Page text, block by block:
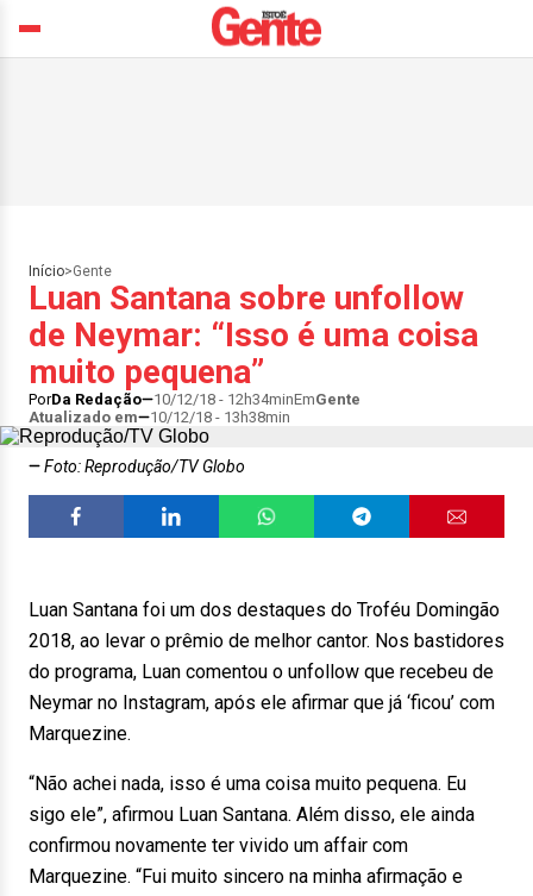
Início>Gente
Luan Santana sobre unfollow
de Neymar: “Isso é uma coisa
muito pequena”
PorDa Redação 10/12/18 - 12h34minEmGente
Atualizado em
10/12/18 - 13h38min
Foto: Reprodução/TV Globo
Luan Santana foi um dos destaques do Troféu Domingão
2018, ao levar o prêmio de melhor cantor. Nos bastidores
do programa, Luan comentou o unfollow que recebeu de
Neymar no Instagram, após ele afirmar que já ‘ficou’ com
Marquezine.
“Não achei nada, isso é uma coisa muito pequena. Eu
sigo ele”, afirmou Luan Santana. Além disso, ele ainda
confirmou novamente ter vivido um affair com
Marquezine. “Fui muito sincero na minha afirmação e